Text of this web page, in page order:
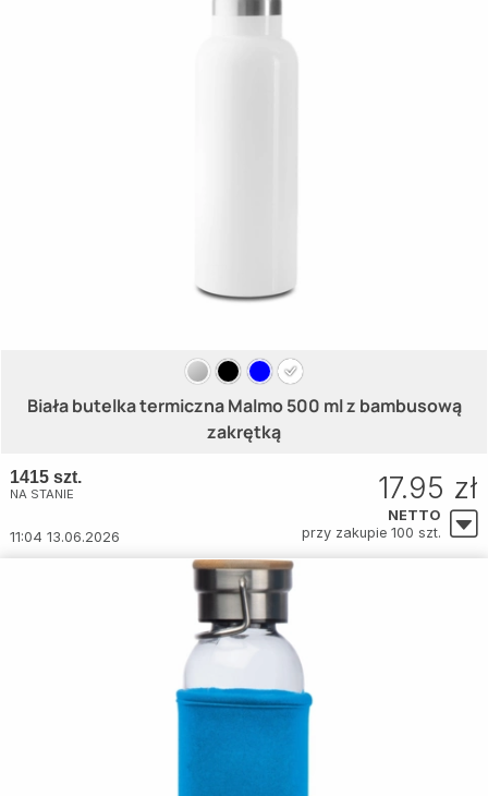
Biała butelka termiczna Malmo 500 ml z bambusową
zakrętką
1415 szt.
NA STANIE
11:04 13.06.2026
17.95 zł
NETTO
przy zakupie 100 szt.